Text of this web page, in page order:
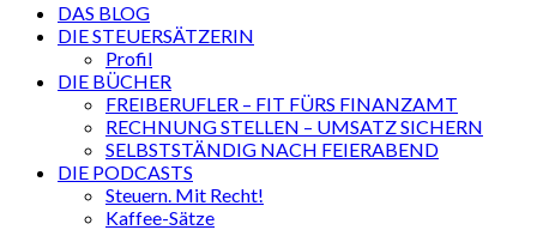
DAS BLOG
DIE STEUERSÄTZERIN
Profil
DIE BÜCHER
FREIBERUFLER – FIT FÜRS FINANZAMT
RECHNUNG STELLEN – UMSATZ SICHERN
SELBSTSTÄNDIG NACH FEIERABEND
DIE PODCASTS
Steuern. Mit Recht!
Kaffee-Sätze